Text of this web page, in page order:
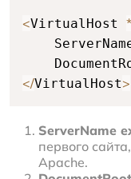
<VirtualHost *
</VirtualHost>
ServerName
первого
Apache.